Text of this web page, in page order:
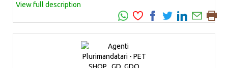
View full description